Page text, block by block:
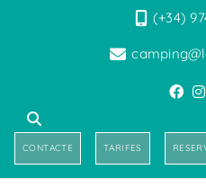
(+34)
CONTACTE TARIFES